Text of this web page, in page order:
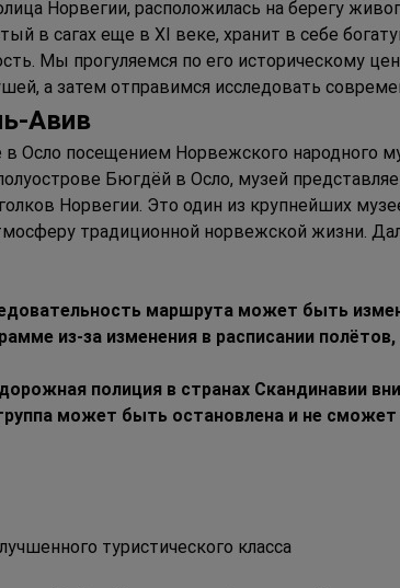
Норвегии, расположилась на берегу
в сагах еще в XI веке, хранит в себе
Мы прогуляемся по его историческому
а затем отправимся исследовать
-Авив
посещением Норвежского народного
Бюгдёй в Осло, музей
Норвегии. Это один из крупнейших
традиционной норвежской жизни.
маршрута может быть
из-за изменения в расписании
полиция в странах Скандинавии
может быть остановлена и не
туристического класса